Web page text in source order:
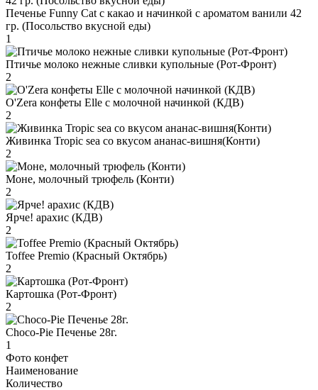
Печенье Funny Сat с какао и начинкой с ароматом ванили 42
гр. (Посольство вкусной еды)
1
Птичье молоко нежные сливки купольные (Рот-Фронт)
2
O'Zera конфеты Elle с молочной начинкой (КДВ)
2
Живинка Tropic sea со вкусом ананас-вишня(Конти)
2
Моне, молочный трюфель (Конти)
2
Ярче! арахис (КДВ)
2
Toffee Premio (Красный Октябрь)
2
Картошка (Рот-Фронт)
2
Choco-Pie Печенье 28г.
1
Фото конфет
Наименование
Количество